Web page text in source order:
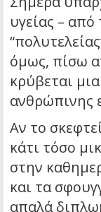
υγείας –
όμως, πίσω
κρύβεται
ανθρώπινης
Αν το
κάτι τόσο
στην
και τα
απαλά